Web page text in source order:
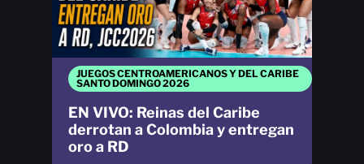
JUEGOS CENTROAMERICANOS Y DEL CARIBE
SANTO DOMINGO 2026
EN VIVO: Reinas del Caribe
derrotan a Colombia y entregan
oro a RD